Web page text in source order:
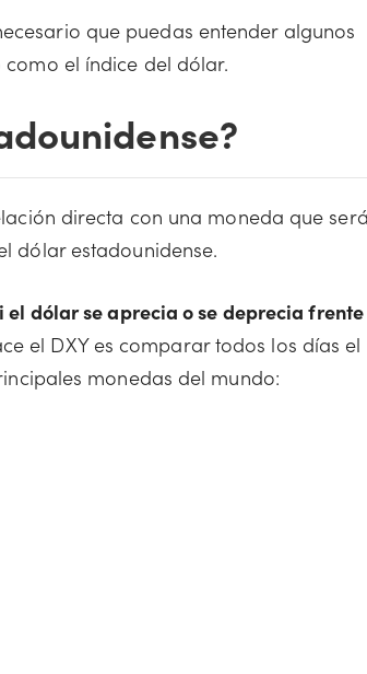
que puedas entender algunos
el índice del dólar.
directa con una moneda que
dólar estadounidense.
el dólar se aprecia o se deprecia
el DXY es comparar todos los días el
monedas del mundo: